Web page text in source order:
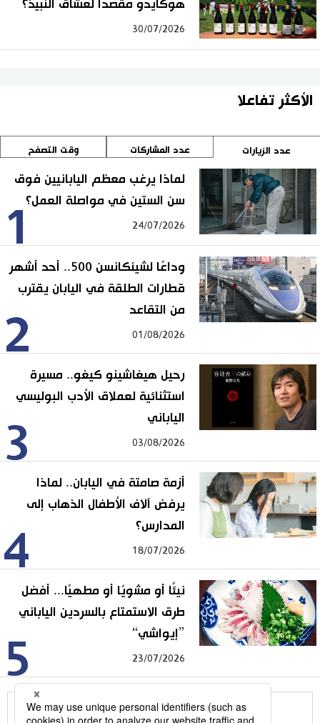
هوكايدو مقصدًا لعشاق النبيذ؟
30/07/2026
الأكثر تفاعلا
عدد الزيارات عدد المشاركات وقت التصفح
1
لماذا يرغب معظم اليابانيين فوق
سن الستين في مواصلة العمل؟
24/07/2026
2
وداعًا لشينكانسن 500.. أحد أشهر
قطارات الطلقة في اليابان يقترب
من التقاعد
01/08/2026
3
رحيل هيغاشينو كيغو.. مسيرة
استثنائية لعملاق الأدب البوليسي
الياباني
03/08/2026
4
أزمة صامتة في اليابان.. لماذا
يرفض آلاف الأطفال الذهاب إلى
المدارس؟
18/07/2026
5
نيئًا أو مشويًا أو مطهيًا... أفضل
طرق الاستمتاع بالسردين الياباني
”إيواشي“
23/07/2026
للمزيد